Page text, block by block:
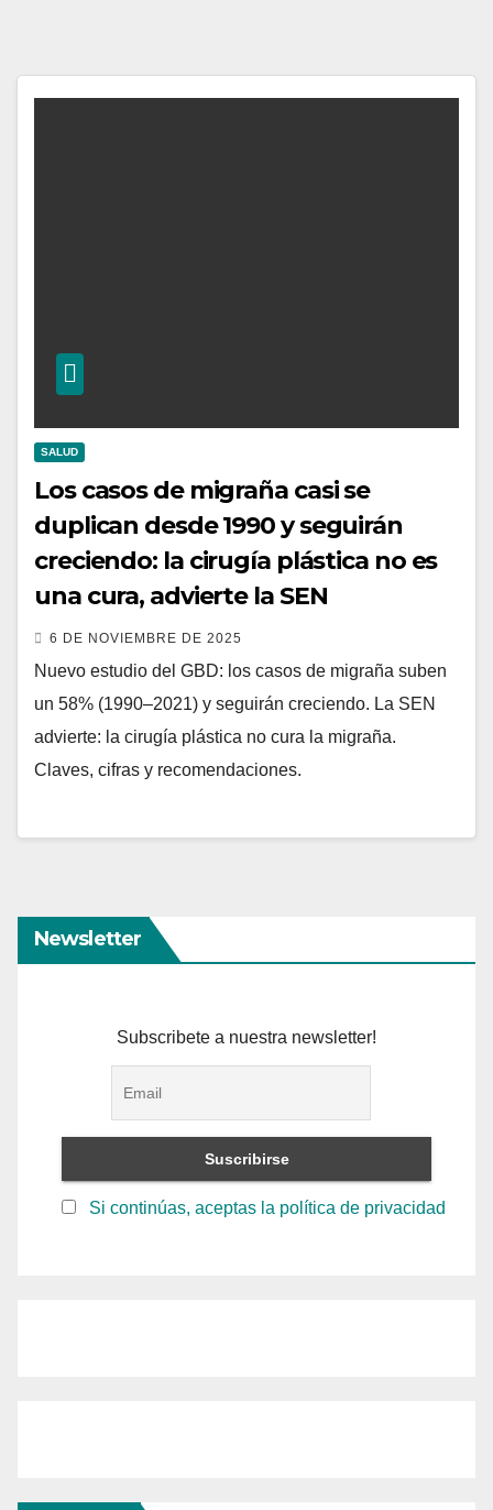
SALUD
Los casos de migraña casi se
duplican desde 1990 y seguirán
creciendo: la cirugía plástica no es
una cura, advierte la SEN
6 DE NOVIEMBRE DE 2025
Nuevo estudio del GBD: los casos de migraña suben
un 58% (1990–2021) y seguirán creciendo. La SEN
advierte: la cirugía plástica no cura la migraña.
Claves, cifras y recomendaciones.
Newsletter
Subscribete a nuestra newsletter!
Si continúas, aceptas la política de privacidad